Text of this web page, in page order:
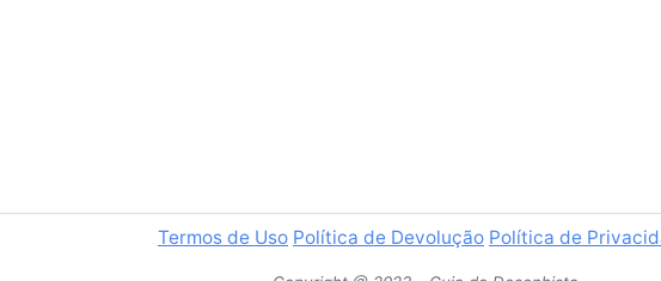
Termos de Uso Política de Devolução Política de